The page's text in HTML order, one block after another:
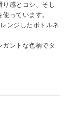
り感とコシ、そし
っています。
ンジしたボトルネ
ガントな色柄でタ